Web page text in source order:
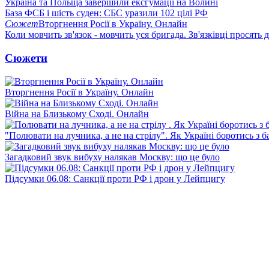
Україна та Польща завершили ексгумації на Волині
База ФСБ і шість суден: СБС уразили 102 цілі РФ
СюжетВторгнення Росії в Україну. Онлайн
Коли мовчить зв'язок - мовчить уся бригада. Зв'язківці просять
Сюжети
Вторгнення Росії в Україну. Онлайн
Війна на Близькому Сході. Онлайн
"Полювати на лучника, а не на стрілу". Як Україні боротись з
Загадковий звук вибуху налякав Москву: що це було
Підсумки 06.08: Санкції проти РФ і дрон у Лейпцигу